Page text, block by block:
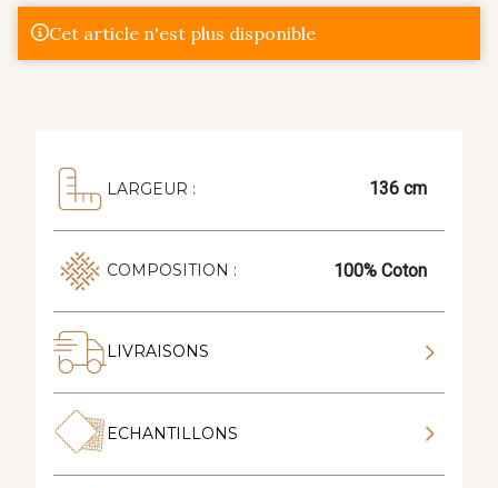
Cet article n'est plus disponible
LARGEUR : 136 cm
COMPOSITION : 100% Coton
LIVRAISONS
ECHANTILLONS